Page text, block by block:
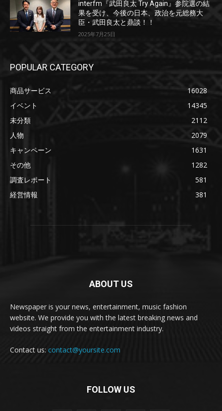
interfm『武田良太 Try Again』参院選の結
果を受け、今後の日本、政治を元総務大
臣・武田良太と鼎談！！
2025年7月25日
POPULAR CATEGORY
商品サービス
16028
イベント
14345
未分類
2112
人物
2079
キャンペーン
1631
その他
1282
調査レポート
581
経営情報
381
ABOUT US
Newspaper is your news, entertainment, music fashion
website. We provide you with the latest breaking news and
videos straight from the entertainment industry.
Contact us: contact@yoursite.com
FOLLOW US